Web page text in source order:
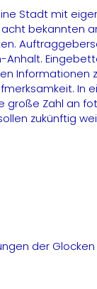
Stadt mit
bekannten
In
große Zahl an
zukünftig
der Glocken